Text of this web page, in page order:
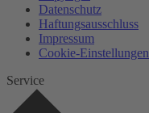
Datenschutz
Haftungsausschluss
Impressum
Cookie-Einstellungen
Service